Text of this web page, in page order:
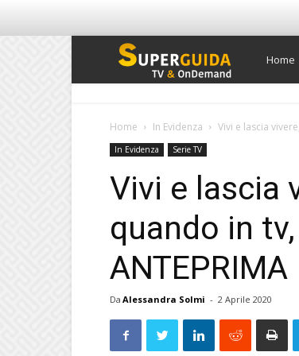
Super
Home
Home In Evidenza Vivi e lascia
In Evidenza Serie TV
Vivi e lascia
quando in
ANTEPRIMA
Da Alessandra Solmi - 2 Aprile 2020